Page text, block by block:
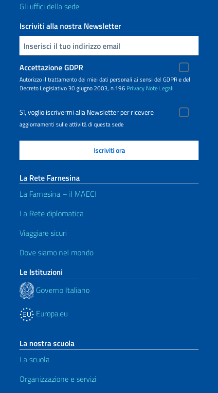
Gli uffici della sede
Iscriviti alla nostra Newsletter
Inserisci la tua email
Accettazione GDPR
Autorizzo il trattamento dei miei dati personali ai sensi del GDPR e del
Decreto Legislativo 30 giugno 2003, n.196 Privacy Note Legali
Sì, voglio iscrivermi alla Newsletter per ricevere
aggiornamenti sulle attività di questa sede
La Rete Farnesina
La Farnesina – il MAECI
La Rete diplomatica
Viaggiare sicuri
Dove siamo nel mondo
Le Istituzioni
Governo Italiano
Europa.eu
La nostra scuola
La scuola
Organizzazione e servizi